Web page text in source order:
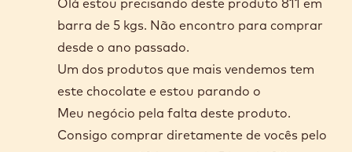
barra de 5 kgs. Não encontro para comprar
desde o ano passado.
Um dos produtos que mais vendemos tem
este chocolate e estou parando o
Meu negócio pela falta deste produto.
Consigo comprar diretamente de vocês pelo